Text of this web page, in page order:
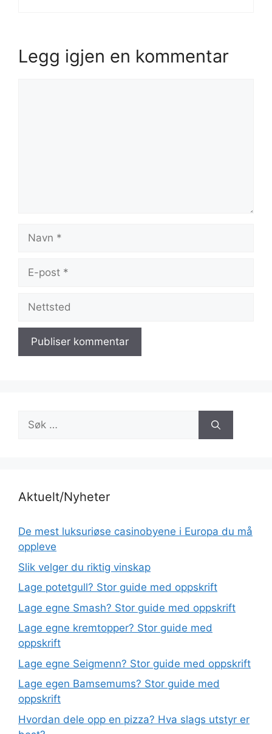
Legg igjen en kommentar
Navn
Nettsted
Søk
etter:
Aktuelt/Nyheter
De mest luksuriøse casinobyene i Europa du må
oppleve
Slik velger du riktig vinskap
Lage potetgull? Stor guide med oppskrift
Lage egne Smash? Stor guide med oppskrift
Lage egne kremtopper? Stor guide med
oppskrift
Lage egne Seigmenn? Stor guide med oppskrift
Lage egen Bamsemums? Stor guide med
oppskrift
Hvordan dele opp en pizza? Hva slags utstyr er